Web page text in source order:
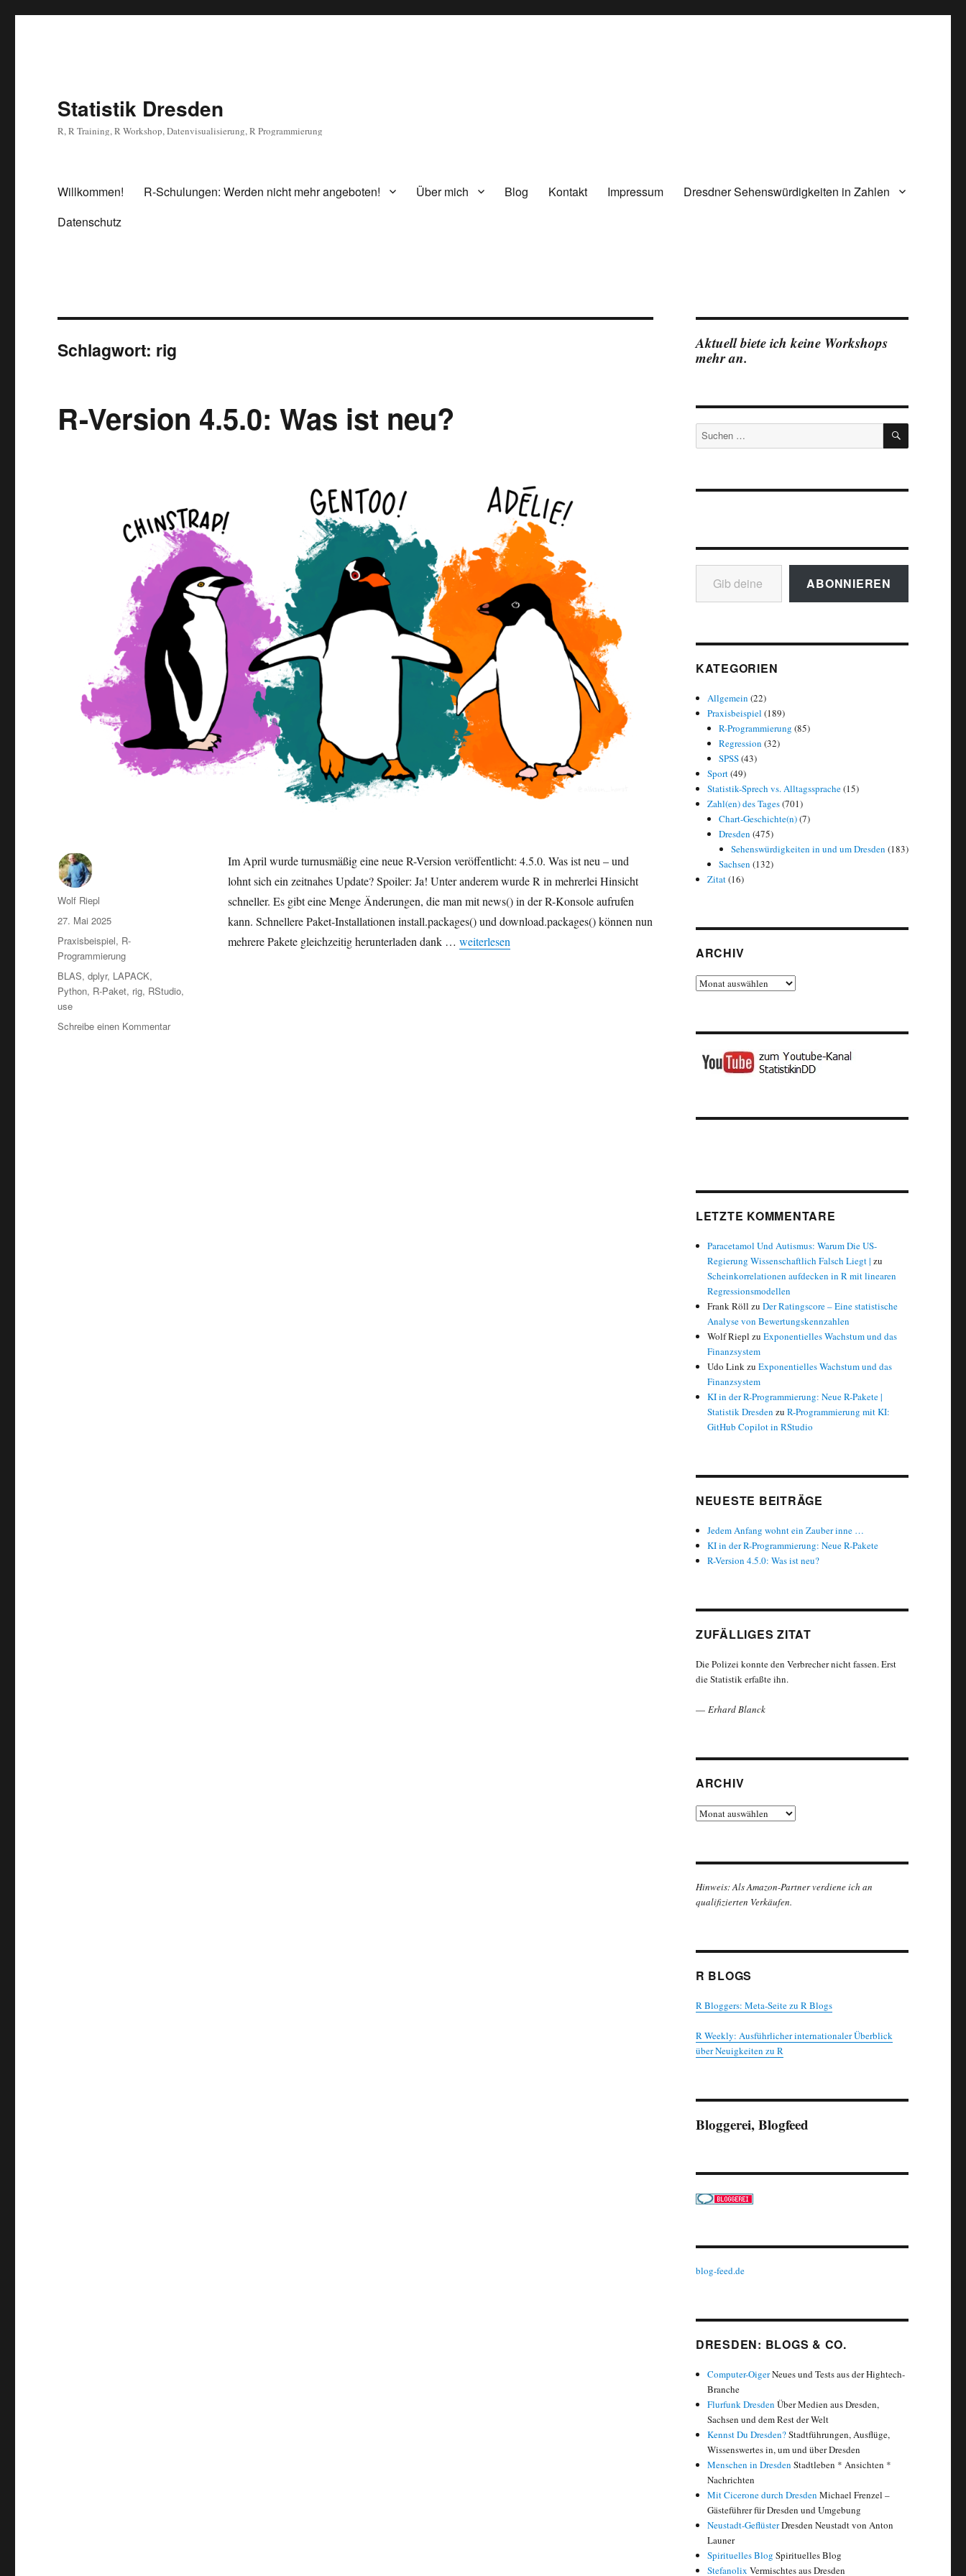
Statistik Dresden
R, R Training, R Workshop, Datenvisualisierung, R Programmierung
Willkommen! R-Schulungen: Werden nicht mehr angeboten! Über mich Blog Kontakt Impressum
Dresdner Sehenswürdigkeiten in Zahlen
Datenschutz
Schlagwort: rig
R-Version 4.5.0: Was ist neu?
Im April wurde turnusmäßig eine neue R-Version veröffentlicht: 4.5.0. Was ist neu – und
lohnt sich ein zeitnahes Update? Spoiler: Ja! Unter anderem wurde R in mehrerlei Hinsicht
schneller. Es gibt eine Menge Änderungen, die man mit news() in der R-Konsole aufrufen
kann. Schnellere Paket-Installationen install.packages() und download.packages() können nun
mehrere Pakete gleichzeitig herunterladen dank … „R-Version 4.5.0: Was ist neu?“
weiterlesen
Autor
Wolf Riepl
Veröffentlicht
am
27. Mai 2025
Kategorien
Praxisbeispiel, R-
Programmierung
Schlagwörter
BLAS,dplyr, LAPACK,
Python, R-Paket, rig, RStudio,
use
Schreibe einen Kommentarzu
Aktuell biete ich keine Workshops
mehr an.
Suchen
nach:
SUCHEN
Gib deine E-Mail-Adresse ein ...
ABONNIEREN
KATEGORIEN
Allgemein (22)
Praxisbeispiel (189)
R-Programmierung (85)
Regression (32)
SPSS(43)
Sport(49)
Statistik-Sprech vs. Alltagssprache(15)
Zahl(en) des Tages(701)
Chart-Geschichte(n)(7)
Dresden (475)
Sehenswürdigkeiten in und um Dresden (183)
Sachsen (132)
Zitat(16)
ARCHIV
Archiv
LETZTE KOMMENTARE
Paracetamol Und Autismus: Warum Die US-
Regierung Wissenschaftlich Falsch Liegt | zu
Scheinkorrelationen aufdecken in R mit linearen
Regressionsmodellen
Frank Röll zuDer Ratingscore – Eine statistische
Analyse von Bewertungskennzahlen
Wolf Riepl zuExponentielles Wachstum und das
Finanzsystem
Udo LinkzuExponentielles Wachstum und das
Finanzsystem
KI in der R-Programmierung: Neue R-Pakete |
Statistik Dresden zuR-Programmierung mit KI:
GitHub Copilot in RStudio
NEUESTE BEITRÄGE
Jedem Anfang wohnt ein Zauber inne …
KI in der R-Programmierung: Neue R-Pakete
R-Version 4.5.0: Was ist neu?
ZUFÄLLIGES ZITAT
Die Polizei konnte den Verbrecher nicht fassen. Erst
die Statistik erfaßte ihn.
— Erhard Blanck
ARCHIV
Archiv
Hinweis: Als Amazon-Partner verdiene ich an
qualifizierten Verkäufen.
R BLOGS
R Bloggers: Meta-Seite zu R Blogs
R Weekly: Ausführlicher internationaler Überblick
über Neuigkeiten zu R
Bloggerei, Blogfeed
blog-feed.de
DRESDEN: BLOGS & CO.
Computer-OigerNeues und Tests aus der Hightech-
Branche
Flurfunk Dresden Über Medien aus Dresden,
Sachsen und dem Rest der Welt
Kennst Du Dresden?Stadtführungen, Ausflüge,
Wissenswertes in, um und über Dresden
Menschen in Dresden Stadtleben * Ansichten *
Nachrichten
Mit Cicerone durch Dresden Michael Frenzel –
Gästeführer für Dresden und Umgebung
Neustadt-GeflüsterDresden Neustadt von Anton
Launer
Spirituelles Blog Spirituelles Blog
Stefanolix Vermischtes aus Dresden